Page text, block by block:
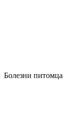
Болезни питомца